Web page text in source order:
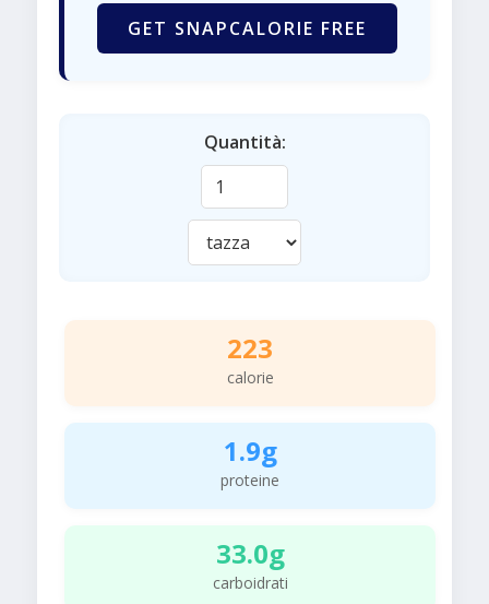
GET SNAPCALORIE FREE
Quantità:
223
calorie
1.9g
proteine
33.0g
carboidrati